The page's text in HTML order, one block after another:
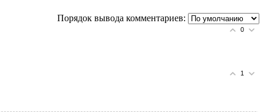
Порядок вывода комментариев:
0
1